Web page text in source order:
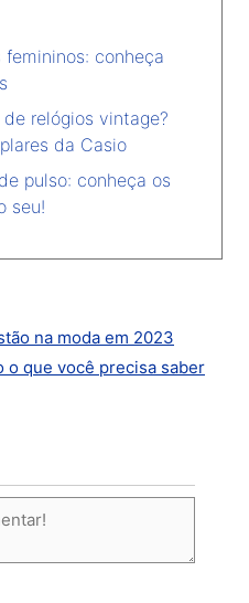
conheça
relógios vintage?
da Casio
pulso: conheça os
seu!
na moda em 2023
o que você precisa saber